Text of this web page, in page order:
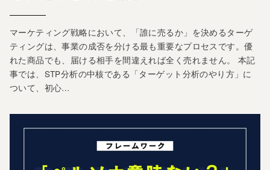
マーケティング戦略において、「誰に売るか」を決めるターゲ
ティングは、事業の成否を分ける最も重要なプロセスです。優
れた商品でも、届ける相手を間違えれば全く売れません。 本記
事では、STP分析の中核である「ターゲット分析のやり方」に
ついて、初心…